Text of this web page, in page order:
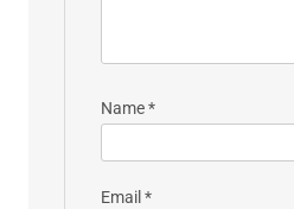
Name*
Email *